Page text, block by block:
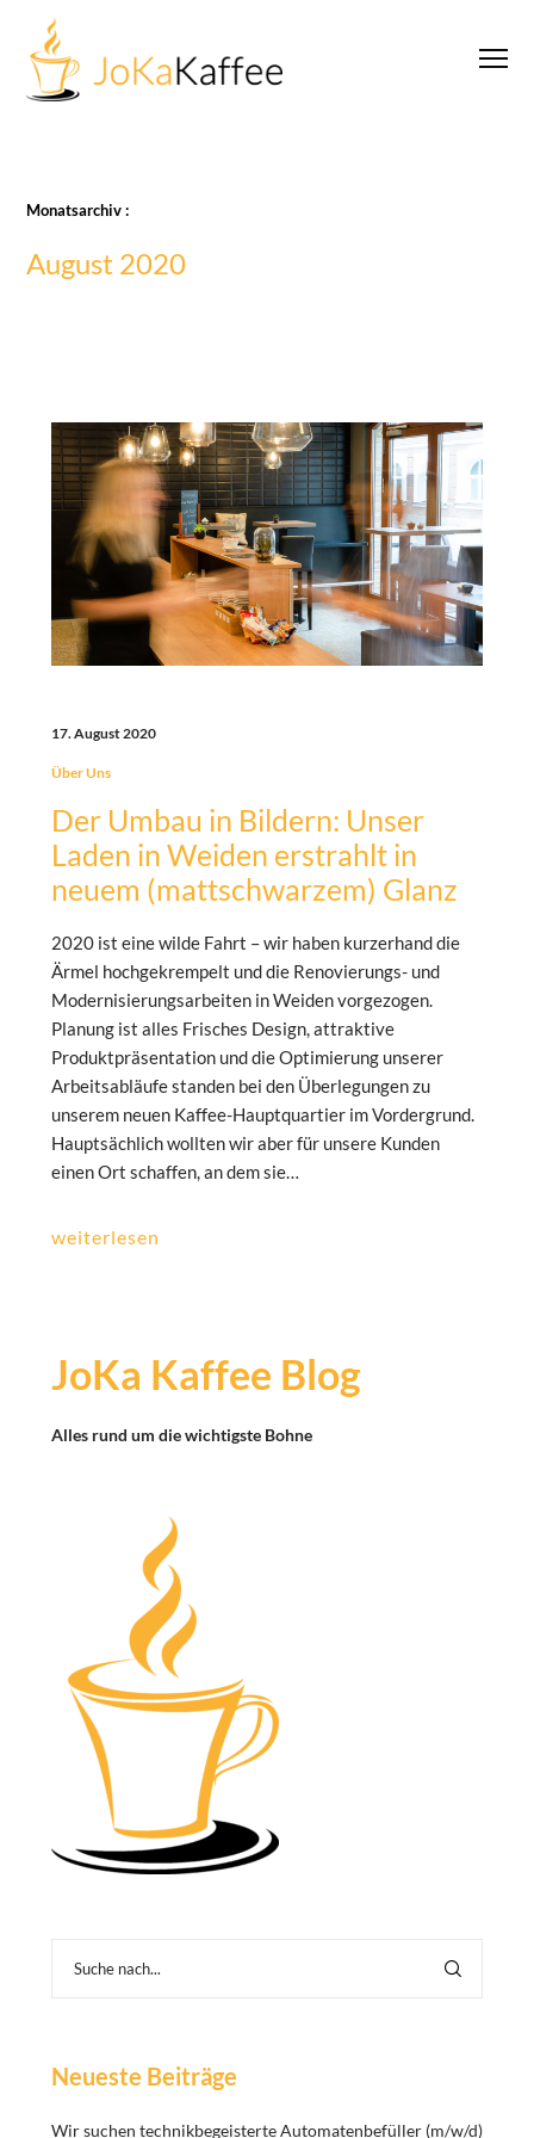
Monatsarchiv :
August 2020
17. August 2020
Über Uns
Der Umbau in Bildern: Unser
Laden in Weiden erstrahlt in
neuem (mattschwarzem) Glanz
2020 ist eine wilde Fahrt – wir haben kurzerhand die
Ärmel hochgekrempelt und die Renovierungs- und
Modernisierungsarbeiten in Weiden vorgezogen.
Planung ist alles Frisches Design, attraktive
Produktpräsentation und die Optimierung unserer
Arbeitsabläufe standen bei den Überlegungen zu
unserem neuen Kaffee-Hauptquartier im Vordergrund.
Hauptsächlich wollten wir aber für unsere Kunden
einen Ort schaffen, an dem sie…
weiterlesen
JoKa Kaffee Blog
Alles rund um die wichtigste Bohne
Neueste Beiträge
Wir suchen technikbegeisterte Automatenbefüller (m/w/d)